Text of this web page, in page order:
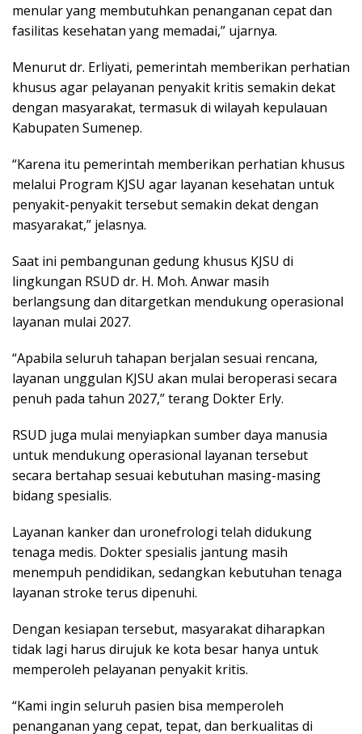
menular yang membutuhkan penanganan cepat dan
fasilitas kesehatan yang memadai,” ujarnya.
Menurut dr. Erliyati, pemerintah memberikan perhatian
khusus agar pelayanan penyakit kritis semakin dekat
dengan masyarakat, termasuk di wilayah kepulauan
Kabupaten Sumenep.
“Karena itu pemerintah memberikan perhatian khusus
melalui Program KJSU agar layanan kesehatan untuk
penyakit-penyakit tersebut semakin dekat dengan
masyarakat,” jelasnya.
Saat ini pembangunan gedung khusus KJSU di
lingkungan RSUD dr. H. Moh. Anwar masih
berlangsung dan ditargetkan mendukung operasional
layanan mulai 2027.
“Apabila seluruh tahapan berjalan sesuai rencana,
layanan unggulan KJSU akan mulai beroperasi secara
penuh pada tahun 2027,” terang Dokter Erly.
RSUD juga mulai menyiapkan sumber daya manusia
untuk mendukung operasional layanan tersebut
secara bertahap sesuai kebutuhan masing-masing
bidang spesialis.
Layanan kanker dan uronefrologi telah didukung
tenaga medis. Dokter spesialis jantung masih
menempuh pendidikan, sedangkan kebutuhan tenaga
layanan stroke terus dipenuhi.
Dengan kesiapan tersebut, masyarakat diharapkan
tidak lagi harus dirujuk ke kota besar hanya untuk
memperoleh pelayanan penyakit kritis.
“Kami ingin seluruh pasien bisa memperoleh
penanganan yang cepat, tepat, dan berkualitas di